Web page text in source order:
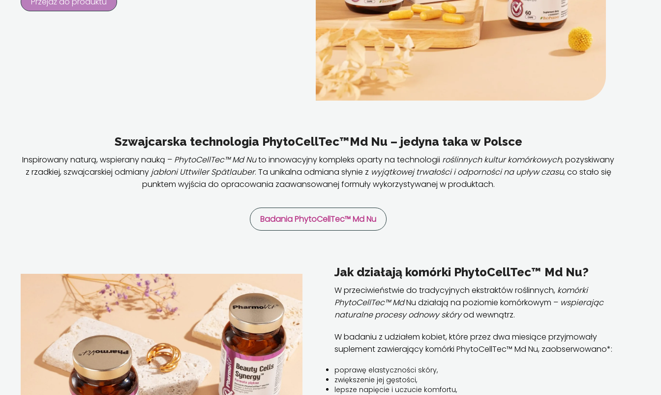
Szwajcarska technologia PhytoCellTec™Md Nu – jedyna taka w Polsce
Inspirowany naturą, wspierany nauką – PhytoCellTec™ Md Nuto innowacyjny kompleks oparty na technologii roślinnych kultur komórkowych, pozyskiwany
z rzadkiej, szwajcarskiej odmiany jabłoni Uttwiler Spätlauber. Ta unikalna odmiana słynie z wyjątkowej trwałości i odporności na upływ czasu, co stało się
punktem wyjścia do opracowania zaawansowanej formuły wykorzystywanej w produktach.
Badania PhytoCellTec™ Md Nu
Jak działają komórki PhytoCellTec™ Md Nu?
W przeciwieństwie do tradycyjnych ekstraktów roślinnych, komórki
PhytoCellTec™ MdNu działają na poziomie komórkowym – wspierając
naturalne procesy odnowy skóryod wewnątrz.
W badaniu z udziałem kobiet, które przez dwa miesiące przyjmowały
suplement zawierający komórki PhytoCellTec™ Md Nu, zaobserwowano*:
poprawę elastyczności skóry,
zwiększenie jej gęstości,
lepsze napięcie i uczucie komfortu,